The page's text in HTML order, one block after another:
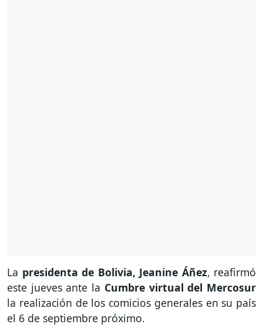
La presidenta de Bolivia, Jeanine Áñez, reafirmó
este jueves ante la Cumbre virtual del Mercosur
la realización de los comicios generales en su país
el 6 de septiembre próximo.